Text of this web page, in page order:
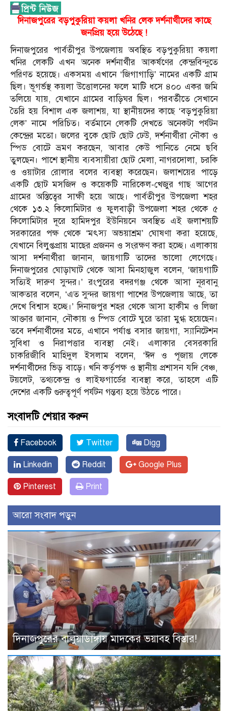
দিনাজপুরের বড়পুকুরিয়া কয়লা খনির লেক দর্শনার্থীদের কাছে
জনপ্রিয় হয়ে উঠেছে !
দিনাজপুরের পার্বতীপুর উপজেলায় অবস্থিত বড়পুকুরিয়া কয়লা
খনির লেকটি এখন অনেক দর্শনার্থীর আকর্ষণের কেন্দ্রবিন্দুতে
পরিণত হয়েছে। একসময় এখানে ‘জিগাগাড়ি’ নামের একটি গ্রাম
ছিল। ভূগর্ভস্থ কয়লা উত্তোলনের ফলে মাটি ধসে ৪০০ একর জমি
তলিয়ে যায়, যেখানে গ্রামের বাড়িঘর ছিল। পরবর্তীতে সেখানে
তৈরি হয় বিশাল এক জলাশয়, যা স্থানীয়দের কাছে ‘বড়পুকুরিয়া
লেক’ নামে পরিচিত। বর্তমানে লেকটি দেখতে অনেকটা পর্যটন
কেন্দ্রের মতো। জলের বুকে ছোট ছোট ঢেউ, দর্শনার্থীরা নৌকা ও
স্পিড বোটে ভ্রমণ করছেন, আবার কেউ পানিতে নেমে ছবি
তুলছেন। পাশে স্থানীয় ব্যবসায়ীরা ছোট মেলা, নাগরদোলা, চরকি
ও ওয়াটার রোলার বলের ব্যবস্থা করেছেন। জলাশয়ের পাড়ে
একটি ছোট মসজিদ ও কয়েকটি নারিকেল-খেজুর গাছ আগের
গ্রামের অস্তিত্বের সাক্ষী হয়ে আছে। পার্বতীপুর উপজেলা শহর
থেকে ১৩.২ কিলোমিটার ও ফুলবাড়ী উপজেলা শহর থেকে ৫
কিলোমিটার দূরে হামিদপুর ইউনিয়নে অবস্থিত এই জলাশয়টি
সরকারের পক্ষ থেকে ‘মৎস্য অভয়াশ্রম’ ঘোষণা করা হয়েছে,
যেখানে বিলুপ্তপ্রায় মাছের প্রজনন ও সংরক্ষণ করা হচ্ছে। এলাকায়
আসা দর্শনার্থীরা জানান, জায়গাটি তাদের ভালো লেগেছে।
দিনাজপুরের ঘোড়াঘাট থেকে আসা মিনহাজুল বলেন, ‘জায়গাটি
সত্যিই দারুণ সুন্দর।’ রংপুরের বদরগঞ্জ থেকে আসা নূরবানু
আকতার বলেন, ‘এত সুন্দর জায়গা পাশের উপজেলায় আছে, তা
দেখে বিশ্বাস হচ্ছে।’ দিনাজপুর শহর থেকে আসা হাকীম ও লিজা
আক্তার জানান, নৌকায় ও স্পিড বোটে ঘুরে তারা মুগ্ধ হয়েছেন।
তবে দর্শনার্থীদের মতে, এখানে পর্যাপ্ত বসার জায়গা, স্যানিটেশন
সুবিধা ও নিরাপত্তার ব্যবস্থা নেই। এলাকার বেসরকারি
চাকরিজীবি মাহিদুল ইসলাম বলেন, ‘ঈদ ও পূজায় লেকে
দর্শনার্থীদের ভিড় বাড়ে। খনি কর্তৃপক্ষ ও স্থানীয় প্রশাসন যদি বেঞ্চ,
টয়লেট, তথ্যকেন্দ্র ও লাইফগার্ডের ব্যবস্থা করে, তাহলে এটি
দেশের একটি গুরুত্বপূর্ণ পর্যটন গন্তব্য হয়ে উঠতে পারে।
সংবাদটি শেয়ার করুন
Facebook Twitter Digg
Linkedin Reddit Google Plus
Pinterest Print
আরো সংবাদ পড়ুন
দিনাজপুরের বালুয়াডাঙ্গায় মাদকের ভয়াবহ বিস্তার!